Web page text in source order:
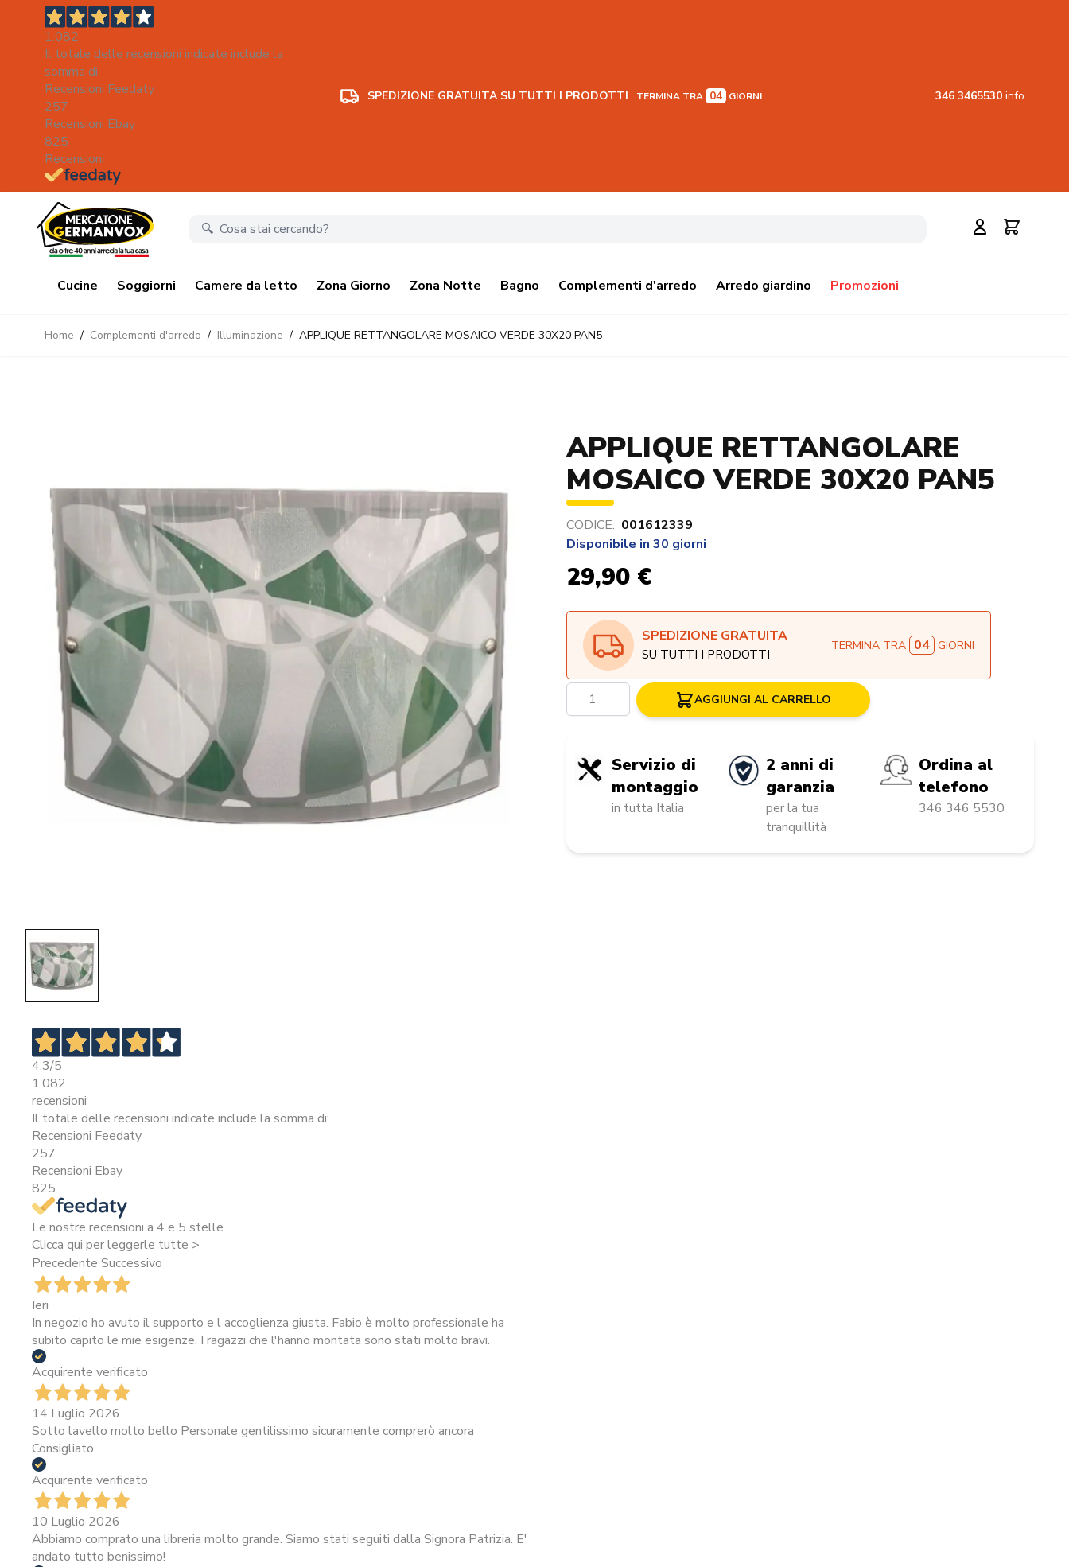
1.082
Il totale delle recensioni indicate include la
somma di:
Recensioni Feedaty
257
Recensioni Ebay
825
Recensioni
SPEDIZIONE GRATUITA SU TUTTI I PRODOTTI TERMINA TRA 04 GIORNI 346 3465530 info
Salta al contenuto
Carrello
Cucine Soggiorni Camere da letto Zona Giorno Zona Notte Bagno Complementi d'arredo Arredo giardino Promozioni
Home / Complementi d'arredo / Illuminazione / APPLIQUE RETTANGOLARE MOSAICO VERDE 30X20 PAN5
APPLIQUE RETTANGOLARE
MOSAICO VERDE 30X20 PAN5
CODICE: 001612339
Disponibile in 30 giorni
29,90 €
SPEDIZIONE GRATUITA
SU TUTTI I PRODOTTI
TERMINA TRA 04 GIORNI
Quantità AGGIUNGI AL CARRELLO
Servizio di
montaggio
in tutta Italia
2 anni di
garanzia
per la tua
tranquillità
Ordina al
telefono
346 346 5530
4,3/5
1.082
recensioni
Il totale delle recensioni indicate include la somma di:
Recensioni Feedaty
257
Recensioni Ebay
825
Le nostre recensioni a 4 e 5 stelle.
Clicca qui per leggerle tutte >
Precedente Successivo
Ieri
In negozio ho avuto il supporto e l accoglienza giusta. Fabio è molto professionale ha
subito capito le mie esigenze. I ragazzi che l'hanno montata sono stati molto bravi.
Acquirente verificato
14 Luglio 2026
Sotto lavello molto bello Personale gentilissimo sicuramente comprerò ancora
Consigliato
Acquirente verificato
10 Luglio 2026
Abbiamo comprato una libreria molto grande. Siamo stati seguiti dalla Signora Patrizia. E'
andato tutto benissimo!